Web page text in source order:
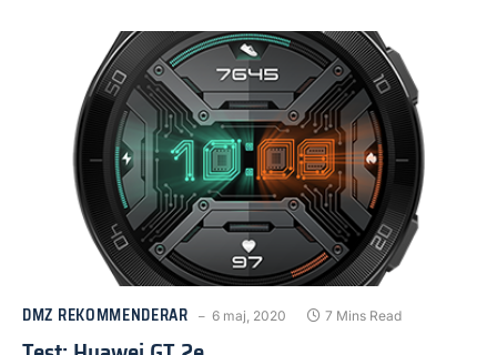
DMZ REKOMMENDERAR 6 maj, 2020 7 Mins Read